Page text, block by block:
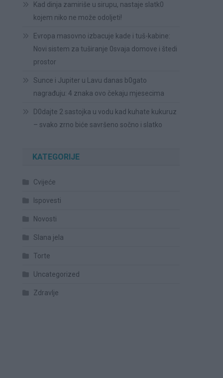
Kad dinja zamiriše u sirupu, nastaje slatk0
kojem niko ne može odoljeti!
Evropa masovno izbacuje kade i tuš-kabine:
Novi sistem za tuširanje 0svaja domove i štedi
prostor
Sunce i Jupiter u Lavu danas b0gato
nagrađuju: 4 znaka ovo čekaju mjesecima
D0dajte 2 sastojka u vodu kad kuhate kukuruz
– svako zrno biće savršeno sočno i slatko
KATEGORIJE
Cvijeće
Ispovesti
Novosti
Slana jela
Torte
Uncategorized
Zdravlje